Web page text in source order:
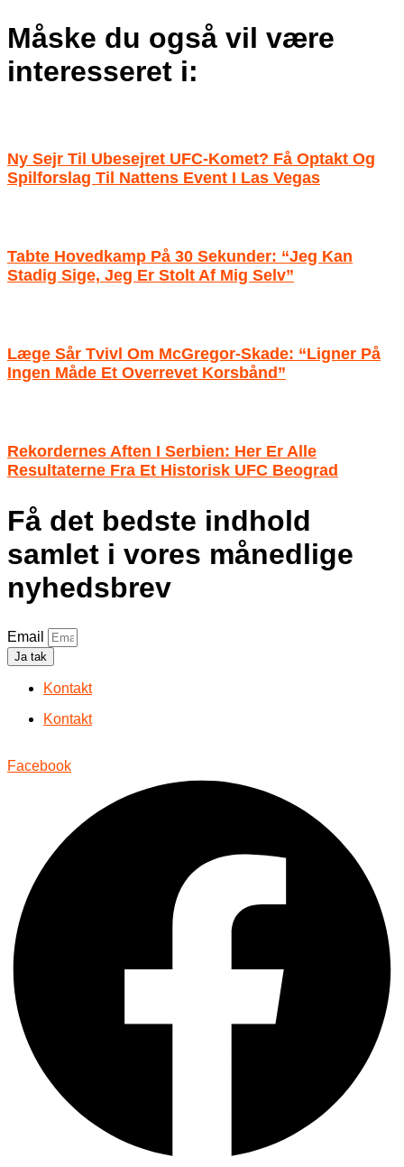
Måske du også vil være
interesseret i:
Ny Sejr Til Ubesejret UFC-Komet? Få Optakt Og
Spilforslag Til Nattens Event I Las Vegas
Tabte Hovedkamp På 30 Sekunder: “Jeg Kan
Stadig Sige, Jeg Er Stolt Af Mig Selv”
Læge Sår Tvivl Om McGregor-Skade: “Ligner På
Ingen Måde Et Overrevet Korsbånd”
Rekordernes Aften I Serbien: Her Er Alle
Resultaterne Fra Et Historisk UFC Beograd
Få det bedste indhold
samlet i vores månedlige
nyhedsbrev
Email
Ja tak
Kontakt
Kontakt
Facebook